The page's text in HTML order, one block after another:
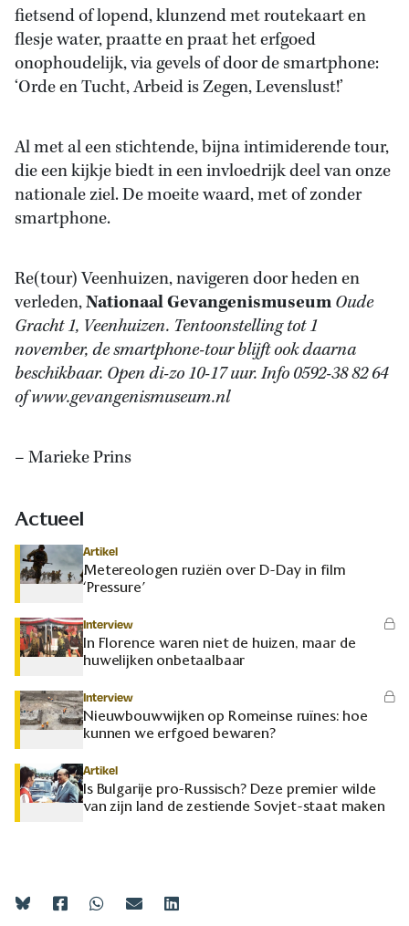
fietsend of lopend, klunzend met routekaart en
flesje water, praatte en praat het erfgoed
onophoudelijk, via gevels of door de smartphone:
‘Orde en Tucht, Arbeid is Zegen, Levenslust!’
Al met al een stichtende, bijna intimiderende tour,
die een kijkje biedt in een invloedrijk deel van onze
nationale ziel. De moeite waard, met of zonder
smartphone.
Re(tour) Veenhuizen, navigeren door heden en
verleden,Nationaal GevangenismuseumOude
Gracht 1, Veenhuizen. Tentoonstelling tot 1
november, de smartphone-tour blijft ook daarna
beschikbaar. Open di-zo 10-17 uur. Info 0592-38 82 64
of www.gevangenismuseum.nl
– Marieke Prins
Actueel
Artikel
Metereologen ruziën over D-Day in film
‘Pressure’
Interview
In Florence waren niet de huizen, maar de
huwelijken onbetaalbaar
Interview
Nieuwbouwwijken op Romeinse ruïnes: hoe
kunnen we erfgoed bewaren?
Artikel
Is Bulgarije pro-Russisch? Deze premier wilde
van zijn land de zestiende Sovjet-staat maken